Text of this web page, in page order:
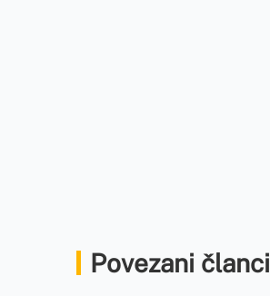
Povezani članci